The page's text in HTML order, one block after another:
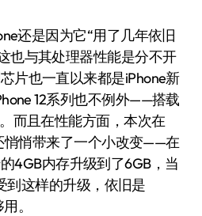
还是因为它“用了几年依旧
也与其处理器性能是分不开
片也一直以来都是iPhone新
12系列也不例外——搭载
而且在性能方面，本次在
悄悄带来了一个小改变——在
4GB内存升级到了6GB，当
到这样的升级，依旧是
。